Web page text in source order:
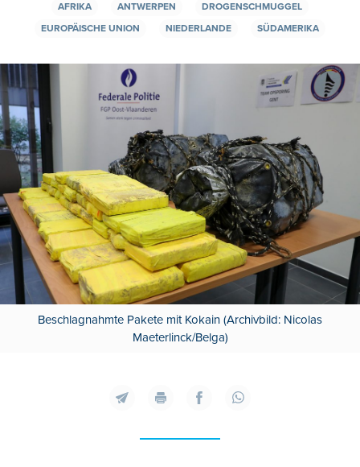
AFRIKA ANTWERPEN
DROGENSCHMUGGEL
EUROPÄISCHE UNION
NIEDERLANDE SÜDAMERIKA
Beschlagnahmte Pakete mit Kokain (Archivbild: Nicolas
Maeterlinck/Belga)